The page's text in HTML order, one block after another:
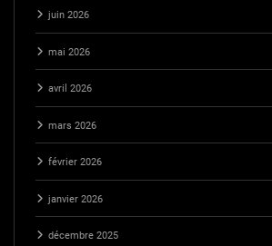
juin 2026
mai 2026
avril 2026
mars 2026
février 2026
janvier 2026
décembre 2025